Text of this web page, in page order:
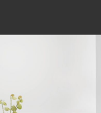
duidelijke
Ben je die